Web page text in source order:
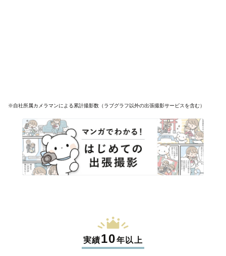
※自社所属カメラマンによる累計撮影数（ラブグラフ以外の出張撮影サービスを含む）
実績10年以上